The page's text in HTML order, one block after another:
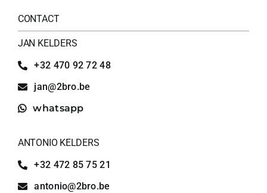
CONTACT
JAN KELDERS
+32 470 92 72 48
jan@2bro.be
whatsapp
ANTONIO KELDERS
+32 472 85 75 21
antonio@2bro.be